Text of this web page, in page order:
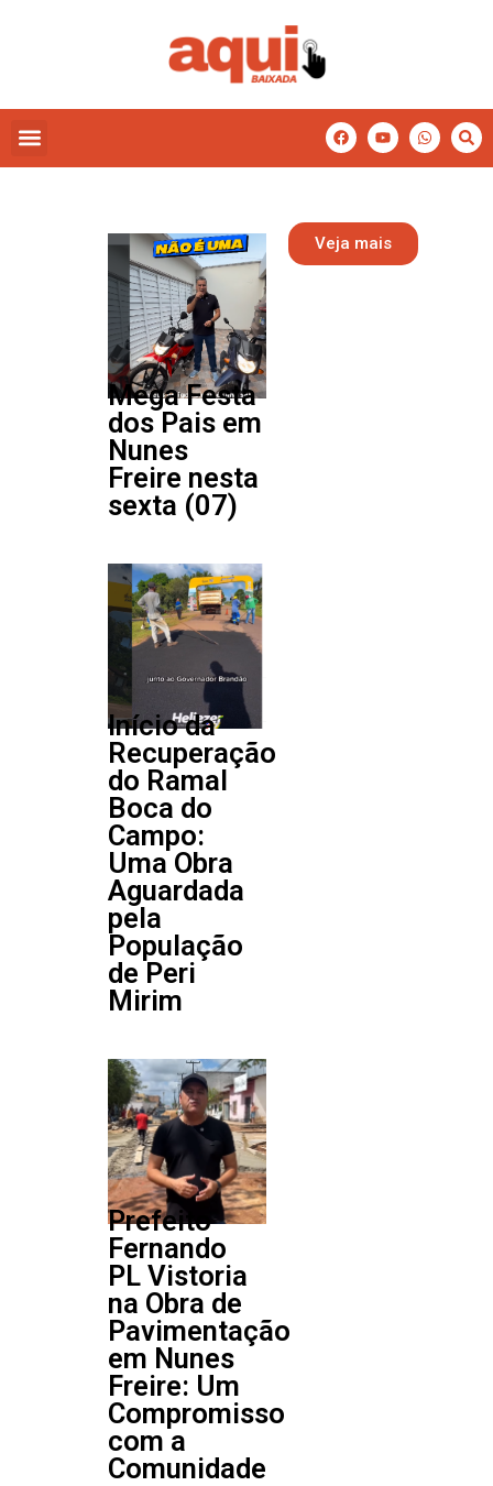
Mega Festa
dos Pais em
Nunes
Freire nesta
sexta (07)
Início da
Recuperação
do Ramal
Boca do
Campo:
Uma Obra
Aguardada
pela
População
de Peri
Mirim
Prefeito
Fernando
PL Vistoria
na Obra de
Pavimentação
em Nunes
Freire: Um
Compromisso
com a
Comunidade
Veja mais